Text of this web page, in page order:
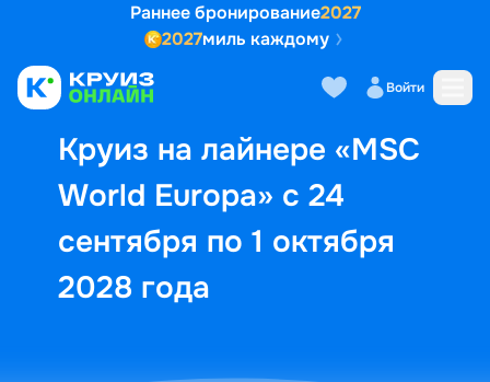
Раннее бронирование2027
2027миль каждому
Войти
Круиз на лайнере «MSC
World Europa» с 24
сентября по 1 октября
2028 года
Выбор кают Маршрут и